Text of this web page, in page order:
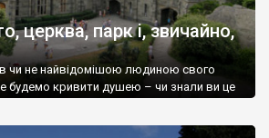
церква, парк і, звичайно,
чи не найвідомішою людиною свого
будемо кривити душею – чи знали ви це